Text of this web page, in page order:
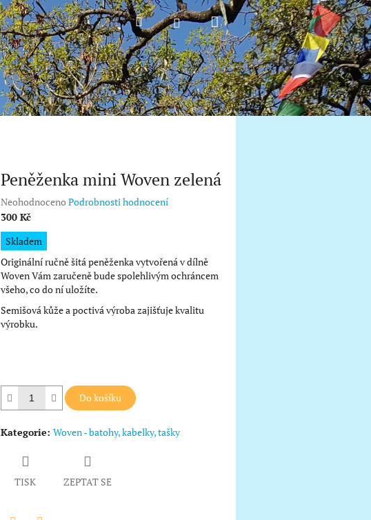
HledatPřihlášeníNákupní
košík
Peněženka mini Woven zelená
Průměrné
hodnocení
je
0,0
z
5
hvězdiček.
Neohodnoceno Podrobnosti hodnocení
300 Kč
Měrná
cena:
Skladem
Originální ručně šitá peněženka vytvořená v dílně
Woven Vám zaručeně bude spolehlivým ochráncem
všeho, co do ní uložíte.
Semišová kůže a poctivá výroba zajišťuje kvalitu
výrobku.
Do košíku
Kategorie: Woven - batohy, kabelky, tašky
TISK ZEPTAT SE